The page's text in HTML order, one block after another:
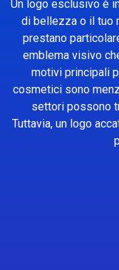
Un logo esclusivo è
di bellezza o il tuo
prestano
emblema visivo
motivi principali
cosmetici sono
settori possono
Tuttavia, un logo